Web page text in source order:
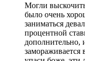
Могли
было очень
заниматься
процентной
дополнительно,